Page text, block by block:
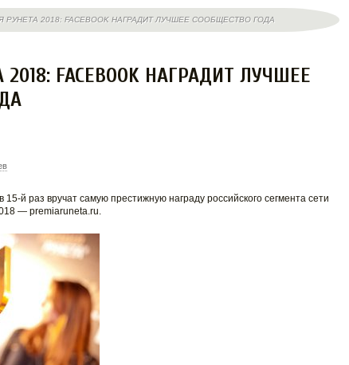
РУНЕТА 2018: FACEBOOK НАГРАДИТ ЛУЧШЕЕ СООБЩЕСТВО ГОДА
FACEBOOK НАГРАДИТ ЛУЧШЕЕ
й раз вручат самую престижную награду российского сегмента сети
— premiaruneta.ru.